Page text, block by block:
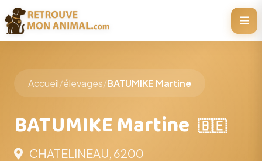
Accueil/élevages/BATUMIKE Martine
BATUMIKE Martine 🇧🇪
CHATELINEAU, 6200